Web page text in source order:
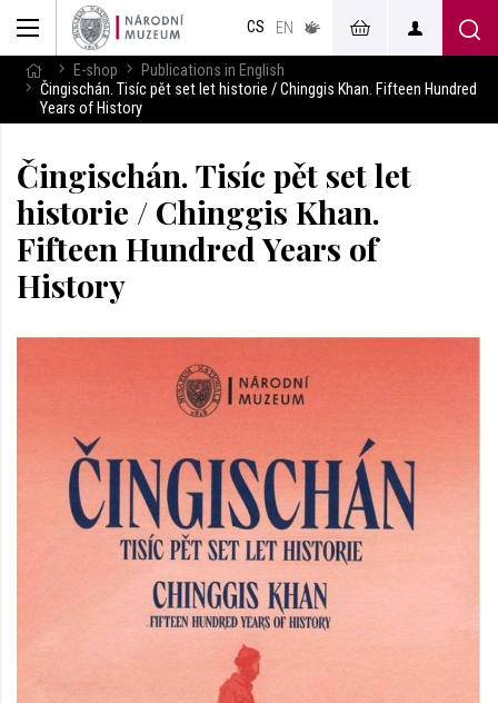
CS EN
v českém
jazyce
E-shop
Publications in English
Čingischán. Tisíc pět set let historie / Chinggis Khan. Fifteen Hundred
Years of History
Čingischán. Tisíc pět set let
historie / Chinggis Khan.
Fifteen Hundred Years of
History